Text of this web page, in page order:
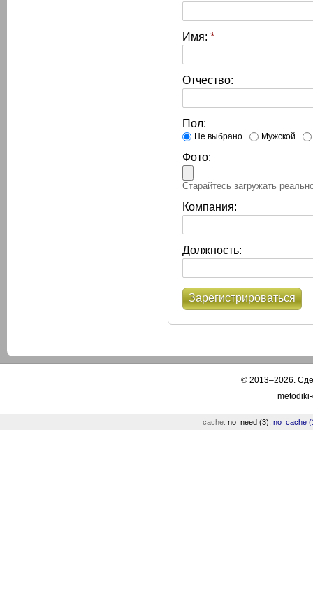
Имя: *
Отчество:
Пол:
Не выбрано Мужской
Фото:
Старайтесь загружать
Компания:
Должность:
Зарегистрироваться
© 2013–2026.
cache: no_need (3) no_cache